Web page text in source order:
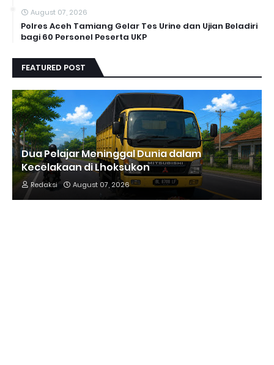
August 07, 2026
Polres Aceh Tamiang Gelar Tes Urine dan Ujian Beladiri
bagi 60 Personel Peserta UKP
FEATURED POST
Dua Pelajar Meninggal Dunia dalam
Kecelakaan di Lhoksukon
Redaksi August 07, 2026